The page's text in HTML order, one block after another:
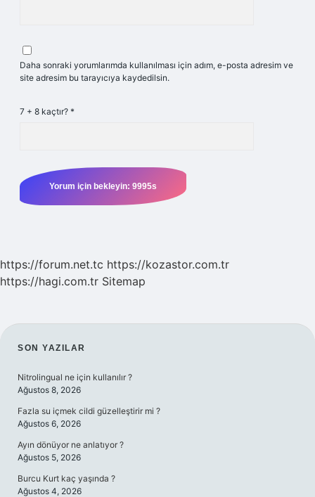
Daha sonraki yorumlarımda kullanılması için adım, e-posta adresim ve
site adresim bu tarayıcıya kaydedilsin.
7 + 8 kaçtır? *
https://forum.net.tc https://kozastor.com.tr
https://hagi.com.tr Sitemap
SIDEBAR
SON YAZILAR
Nitrolingual ne için kullanılır ?
Ağustos 8, 2026
Fazla su içmek cildi güzelleştirir mi ?
Ağustos 6, 2026
Ayın dönüyor ne anlatıyor ?
Ağustos 5, 2026
Burcu Kurt kaç yaşında ?
Ağustos 4, 2026